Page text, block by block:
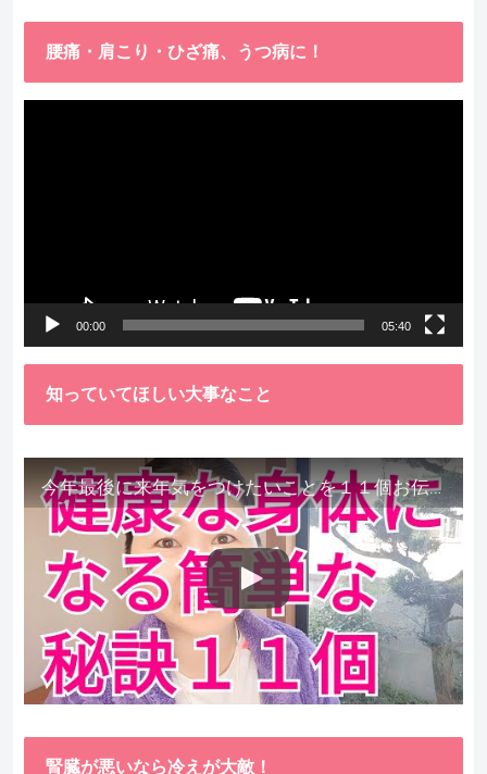
腰痛・肩こり・ひざ痛、うつ病に！
00:00 05:40
知っていてほしい大事なこと
今年最後に来年気をつけたいことを１１個お伝えします。
腎臓が悪いなら冷えが大敵！